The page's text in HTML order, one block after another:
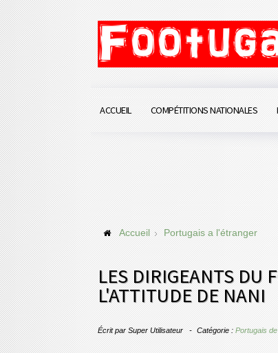
ACCUEIL COMPÉTITIONS NATIONALES
Accueil Portugais a l'étranger
LES DIRIGEANTS DU
L'ATTITUDE DE NANI
Écrit par Super Utilisateur Catégorie : Portugais